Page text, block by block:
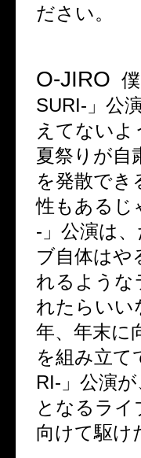
ださい。
O-JIRO
SURI- 」公
えてない
夏祭りが自
を発散でき
性もあるじ
- 」公演は
ブ自体はや
れるような
れたらいい
年、年末に
を組み立て
RI- 」公演が
となるラ
向けて駆け